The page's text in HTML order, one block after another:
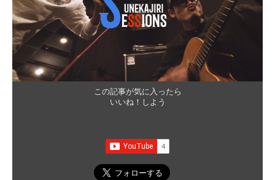
この記事が気に入ったら
いいね！しよう